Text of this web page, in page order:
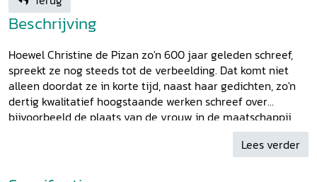
Beschrijving
Hoewel Christine de Pizan zo'n 600 jaar geleden schreef,
spreekt ze nog steeds tot de verbeelding. Dat komt niet
alleen doordat ze in korte tijd, naast haar gedichten, zo'n
dertig kwalitatief hoogstaande werken schreef over
bijvoorbeeld de plaats van de vrouw in de maatschappij,
de opvoeding van een vorst, de politieke situatie en haar
eigen gevoelens, maar ook doordat ze deze aanbood aan
Lees verder